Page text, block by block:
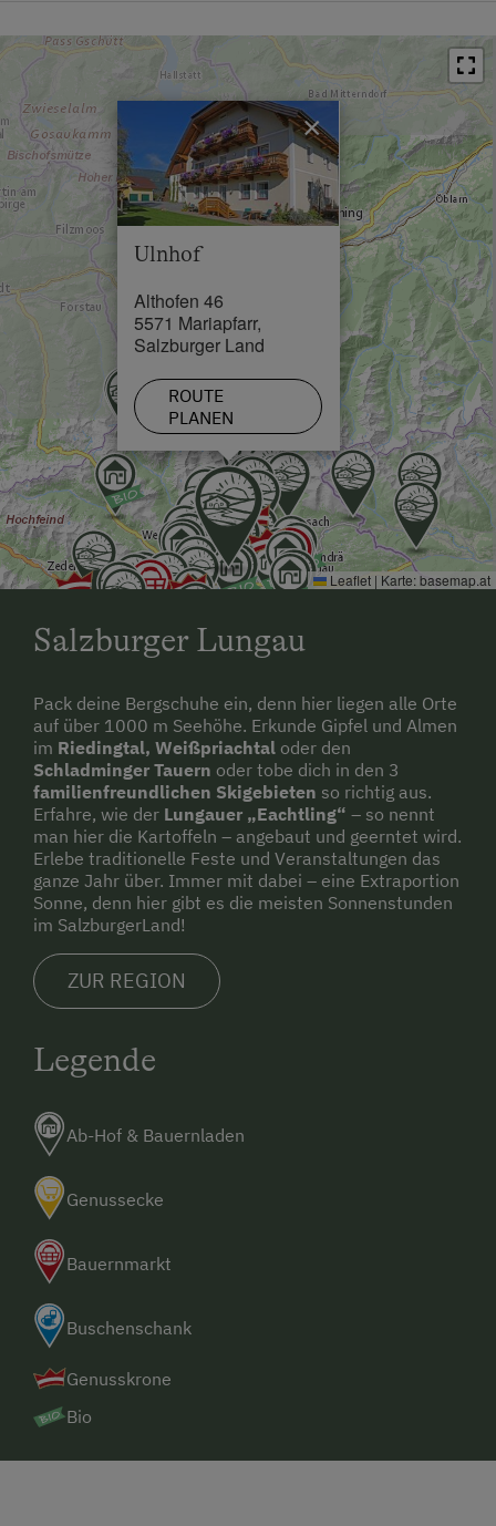
Restaurant in 1 km
Schwimmbad in 0.5 km
See / Teich in 1 km
Skilift in 6 km
Loipe in 10 km
Ulnhof
Althofen 46
5571 Mariapfarr,
Salzburger Land
ROUTE
PLANEN
×
Leaflet | Karte:basemap.at
Salzburger Lungau
Pack deine Bergschuhe ein, denn hier liegen alle Orte
auf über 1000 m Seehöhe. Erkunde Gipfel und Almen
im Riedingtal, Weißpriachtal oder den
Schladminger Tauern oder tobe dich in den 3
familienfreundlichen Skigebieten so richtig aus.
Erfahre, wie der Lungauer „Eachtling“ – so nennt
man hier die Kartoffeln – angebaut und geerntet wird.
Erlebe traditionelle Feste und Veranstaltungen das
ganze Jahr über. Immer mit dabei – eine Extraportion
Sonne, denn hier gibt es die meisten Sonnenstunden
im SalzburgerLand!
ZUR REGION
Legende
Ab-Hof & Bauernladen
Genussecke
Bauernmarkt
Buschenschank
Genusskrone
Bio